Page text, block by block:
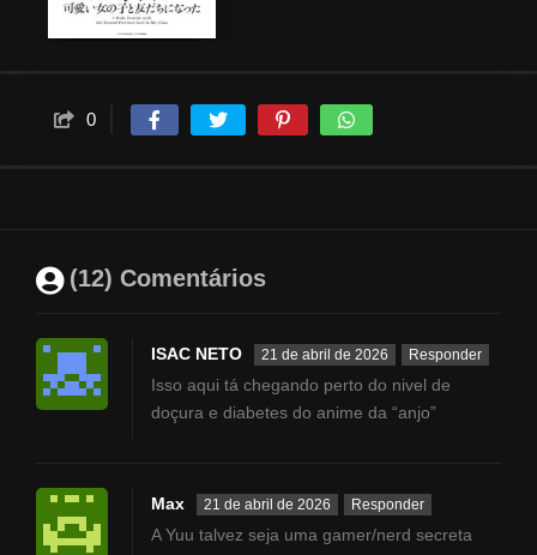
locadora. Ela é de um mundo
descobrem que têm mais em
para que Maehara seja seu
amigo.
0
(12) Comentários
ISAC NETO 21 de abril de 2026 Responder
Isso aqui tá chegando perto do nivel de
doçura e diabetes do anime da “anjo”
Max 21 de abril de 2026 Responder
A Yuu talvez seja uma gamer/nerd secreta